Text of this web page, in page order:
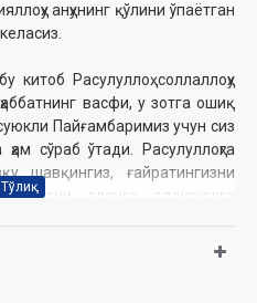
анҳунинг қўлини ўпаётган
Расулуллоҳ соллаллоҳу
васфи, у зотга ошиқ
Пайғамбаримиз учун сиз
сўраб ўтади. Расулуллоҳга
шавқингиз, ғайратингизни
аланга олдиришга